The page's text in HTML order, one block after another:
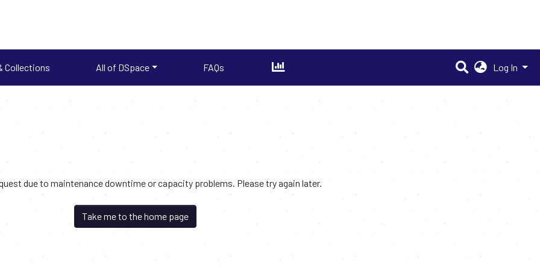
Collections All of DSpace FAQs Log In
due to maintenance downtime or capacity problems. Please try again later.
Take me to the home page